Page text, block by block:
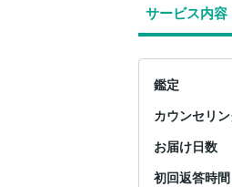
サービス内容
鑑定
カウンセリ
お届け日数
初回返答時間